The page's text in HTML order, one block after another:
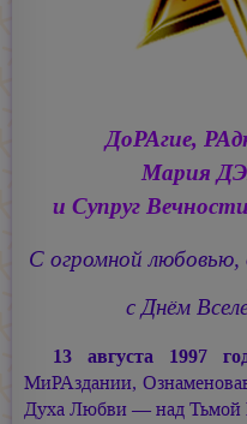
ДоРАгие,
Мария
и Супруг Вечности
С огромной любовью,
с Днём
13 августа 1997
МиРАздании,
Духа Любви — над Тьмой